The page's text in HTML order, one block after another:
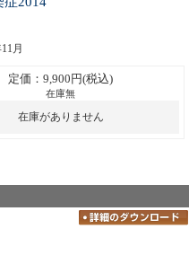
月
定価：9,900円(税込)
在庫無
在庫がありません